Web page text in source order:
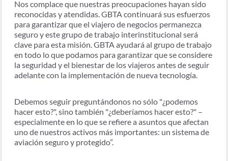
Nos complace que nuestras preocupaciones hayan sido
reconocidas y atendidas. GBTA continuará sus esfuerzos
para garantizar que el viajero de negocios permanezca
seguro y este grupo de trabajo interinstitucional será
clave para esta misión. GBTA ayudará al grupo de trabajo
en todo lo que podamos para garantizar que se considere
la seguridad y el bienestar de los viajeros antes de seguir
adelante con la implementación de nueva tecnología.
Debemos seguir preguntándonos no sólo "¿podemos
hacer esto?", sino también "¿deberíamos hacer esto?" –
especialmente en lo que se refiere a asuntos que afectan
uno de nuestros activos más importantes: un sistema de
aviación seguro y protegido”.